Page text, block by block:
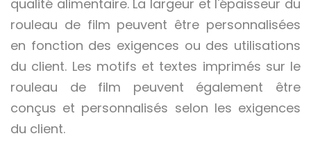
qualité alimentaire. La largeur et l'épaisseur du
rouleau de film peuvent être personnalisées
en fonction des exigences ou des utilisations
du client. Les motifs et textes imprimés sur le
rouleau de film peuvent également être
conçus et personnalisés selon les exigences
du client.